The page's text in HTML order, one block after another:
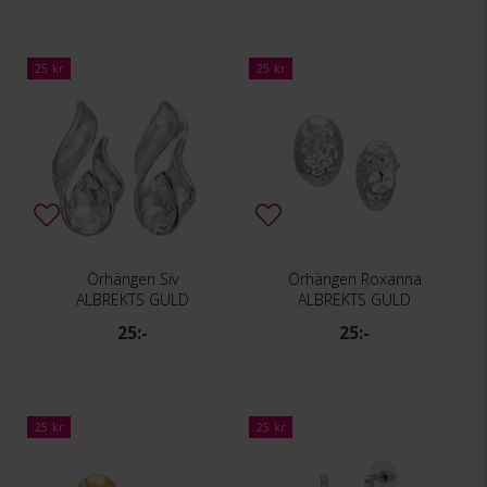
25 kr
Örhängen Siv
ALBREKTS GULD
25:-
25 kr
Örhängen Roxanna
ALBREKTS GULD
25:-
25 kr 25 kr